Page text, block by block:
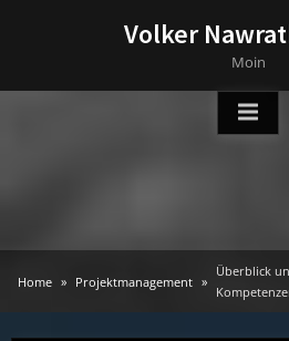
Volker
Moin
Home Projektmanagement
Überblick